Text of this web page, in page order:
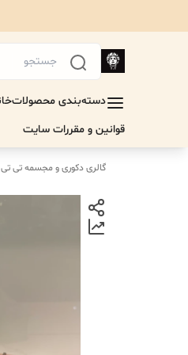
دسته‌بندی محصولات
قوانین و مقررات سایت
گالری دکوری و مجسمه تی